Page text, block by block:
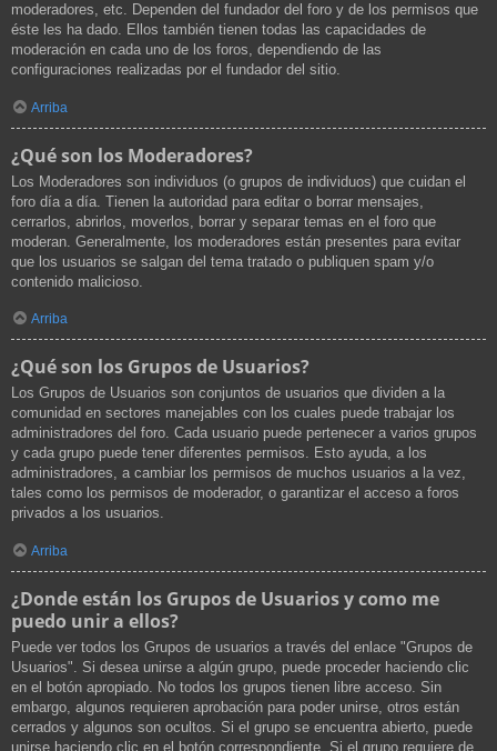
moderadores, etc. Dependen del fundador del foro y de los permisos que
éste les ha dado. Ellos también tienen todas las capacidades de
moderación en cada uno de los foros, dependiendo de las
configuraciones realizadas por el fundador del sitio.
Arriba
¿Qué son los Moderadores?
Los Moderadores son individuos (o grupos de individuos) que cuidan el
foro día a día. Tienen la autoridad para editar o borrar mensajes,
cerrarlos, abrirlos, moverlos, borrar y separar temas en el foro que
moderan. Generalmente, los moderadores están presentes para evitar
que los usuarios se salgan del tema tratado o publiquen spam y/o
contenido malicioso.
Arriba
¿Qué son los Grupos de Usuarios?
Los Grupos de Usuarios son conjuntos de usuarios que dividen a la
comunidad en sectores manejables con los cuales puede trabajar los
administradores del foro. Cada usuario puede pertenecer a varios grupos
y cada grupo puede tener diferentes permisos. Esto ayuda, a los
administradores, a cambiar los permisos de muchos usuarios a la vez,
tales como los permisos de moderador, o garantizar el acceso a foros
privados a los usuarios.
Arriba
¿Donde están los Grupos de Usuarios y como me
puedo unir a ellos?
Puede ver todos los Grupos de usuarios a través del enlace "Grupos de
Usuarios". Si desea unirse a algún grupo, puede proceder haciendo clic
en el botón apropiado. No todos los grupos tienen libre acceso. Sin
embargo, algunos requieren aprobación para poder unirse, otros están
cerrados y algunos son ocultos. Si el grupo se encuentra abierto, puede
unirse haciendo clic en el botón correspondiente. Si el grupo requiere de